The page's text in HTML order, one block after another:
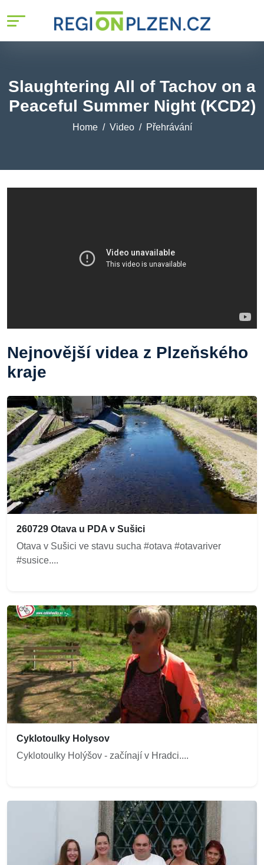
Slaughtering All of Tachov on a
Peaceful Summer Night (KCD2)
Home Video Přehrávání
Nejnovější videa z Plzeňského
kraje
260729 Otava u PDA v Sušici
Otava v Sušici ve stavu sucha #otava #otavariver
#susice....
Cyklotoulky Holysov
Cyklotoulky Holýšov - začínají v Hradci....